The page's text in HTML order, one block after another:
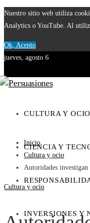
Nuestro sitio web utiliza
Analytics o YouTube. Al
Ok, Acepto
jueves, agosto 6
CULTURA Y OCIO
CIENCIA Y
INVERSIONES Y
Inicio
Cultura y ocio
Autoridades
Cultura y ocio